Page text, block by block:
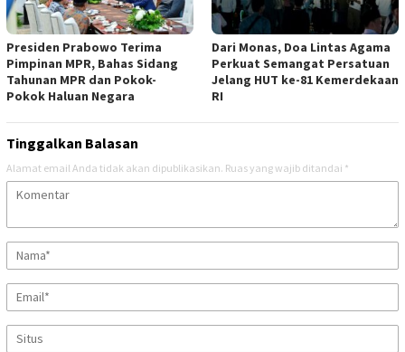
Presiden Prabowo Terima
Pimpinan MPR, Bahas Sidang
Tahunan MPR dan Pokok-
Pokok Haluan Negara
Dari Monas, Doa Lintas Agama
Perkuat Semangat Persatuan
Jelang HUT ke-81 Kemerdekaan
RI
Tinggalkan Balasan
Alamat email Anda tidak akan dipublikasikan. Ruas yang wajib ditandai *